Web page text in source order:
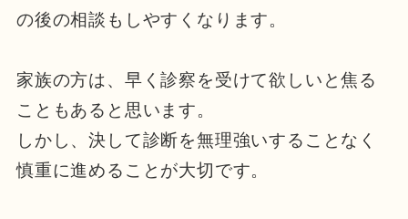
の後の相談もしやすくなります。
家族の方は、早く診察を受けて欲しいと焦る
こともあると思います。
しかし、決して診断を無理強いすることなく
慎重に進めることが大切です。